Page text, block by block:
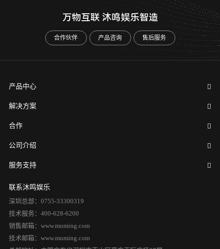
万物互联 沐鸣娱乐智造
合作伙伴 产品咨询 售后服务
产品中心
解决方案
合作
公司介绍
服务支持
联系沐鸣娱乐
深圳总部：0755-33300319
技术服务：400-628-6200
销售邮箱：www.muming.com
技术邮箱：www.muming.com